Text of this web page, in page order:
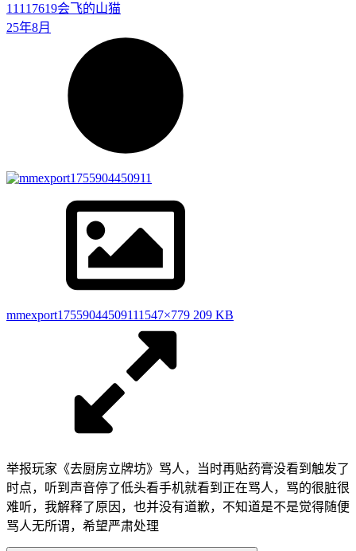
11117619会飞的山猫
25年8月
mmexport17559044509111547×779 209 KB
举报玩家《去厨房立牌坊》骂人，当时再贴药膏没看到触发了
时点，听到声音停了低头看手机就看到正在骂人，骂的很脏很
难听，我解释了原因，也并没有道歉，不知道是不是觉得随便
骂人无所谓，希望严肃处理